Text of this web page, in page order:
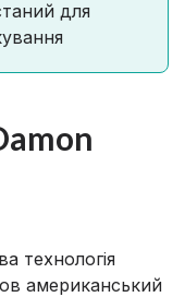
для
технологія
американський